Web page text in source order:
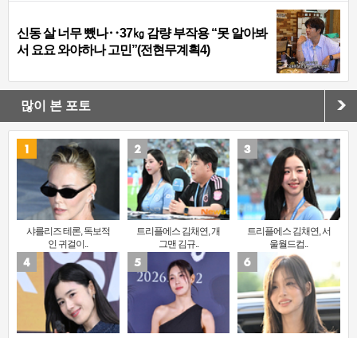
신동 살 너무 뺐나‥37㎏ 감량 부작용 “못 알아봐
서 요요 와야하나 고민”(전현무계획4)
많이 본 포토
샤를리즈 테론, 독보적
인 귀걸이..
트리플에스 김채연, 개
그맨 김규..
트리플에스 김채연, 서
울월드컵..